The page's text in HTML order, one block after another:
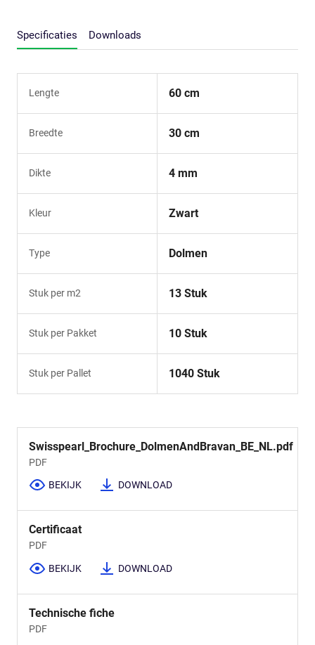
Specificaties Downloads
Lengte 60 cm
Breedte 30 cm
Dikte 4 mm
Kleur Zwart
Type Dolmen
Stuk per m2 13 Stuk
Stuk per Pakket 10 Stuk
Stuk per Pallet 1040 Stuk
Swisspearl_Brochure_DolmenAndBravan_BE_NL.pdf
PDF
BEKIJK DOWNLOAD
Certificaat
PDF
BEKIJK DOWNLOAD
Technische fiche
PDF